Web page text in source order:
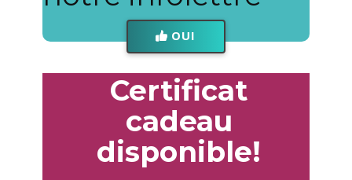
OUI
Cert​ificat
cadeau
disponible!